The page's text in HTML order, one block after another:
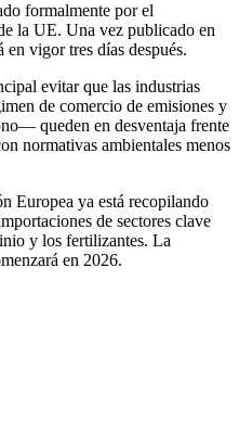
formalmente por el
la UE. Una vez publicado en
vigor tres días después.
evitar que las industrias
de comercio de emisiones y
queden en desventaja frente
normativas ambientales menos
Europea ya está recopilando
de sectores clave
y los fertilizantes. La
en 2026.